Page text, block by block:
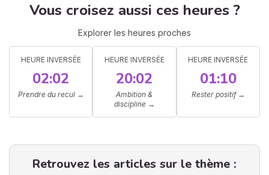
Vous croisez aussi ces heures ?
Explorer les heures proches
HEURE INVERSÉE
02:02
Prendre du recul→
HEURE INVERSÉE
20:02
Ambition &
discipline→
HEURE INVERSÉE
01:10
Rester positif→
Retrouvez les articles sur le thème :